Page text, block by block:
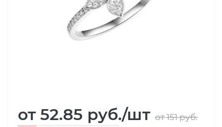
от 52.85 руб./шт от 151руб.